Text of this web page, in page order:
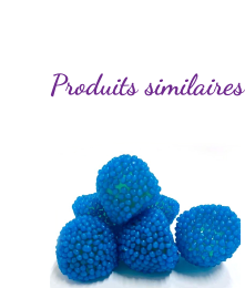
Produits similaires